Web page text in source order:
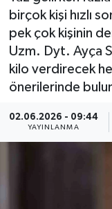
birçok kişi hızlı
pek çok kişinin
Uzm. Dyt. Ayça
kilo verdirecek
önerilerinde
02.06.2026 - 09:44
YAYINLANMA
KÖŞE
KÜLTÜR-
ÖZEL HABER
Tüm
Son Dakika